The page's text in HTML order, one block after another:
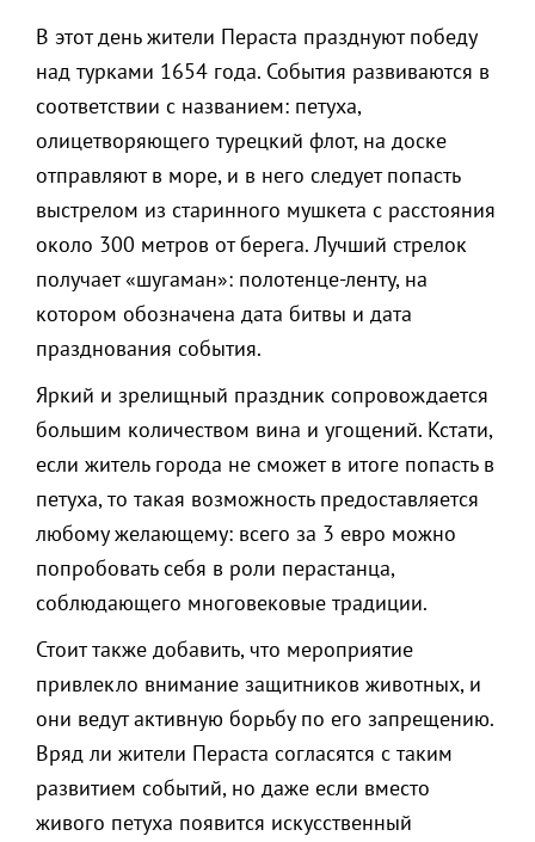
В этот день жители Пераста празднуют победу
над турками 1654 года. События развиваются в
соответствии с названием: петуха,
олицетворяющего турецкий флот, на доске
отправляют в море, и в него следует попасть
выстрелом из старинного мушкета с расстояния
около 300 метров от берега. Лучший стрелок
получает «шугаман»: полотенце-ленту, на
котором обозначена дата битвы и дата
празднования события.
Яркий и зрелищный праздник сопровождается
большим количеством вина и угощений. Кстати,
если житель города не сможет в итоге попасть в
петуха, то такая возможность предоставляется
любому желающему: всего за 3 евро можно
попробовать себя в роли перастанца,
соблюдающего многовековые традиции.
Стоит также добавить, что мероприятие
привлекло внимание защитников животных, и
они ведут активную борьбу по его запрещению.
Вряд ли жители Пераста согласятся с таким
развитием событий, но даже если вместо
живого петуха появится искусственный